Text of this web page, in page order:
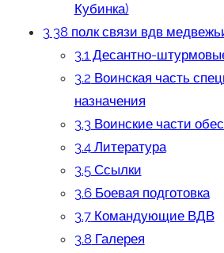
Кубинка)
338 полк связи вдв
3.1Десантно-
3.2 Воинская часть
назначения
3.3Воинские части
3.4Литература
3.5Ссылки
3.6Боевая подготовка
3.7Командующие ВДВ
3.8Галерея